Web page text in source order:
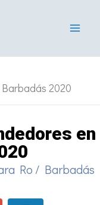
2020
en
Ro / Barbadás